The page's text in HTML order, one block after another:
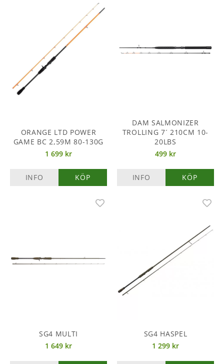
ORANGE LTD POWER
GAME BC 2,59M 80-130G
1 699 kr
INFO KÖP
DAM SALMONIZER
TROLLING 7´ 210CM 10-
20LBS
499 kr
INFO KÖP
SG4 MULTI
1 649 kr
SG4 HASPEL
1 299 kr